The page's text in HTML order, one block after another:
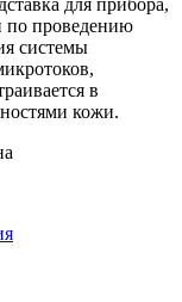
по проведению
системы
в
кожи.